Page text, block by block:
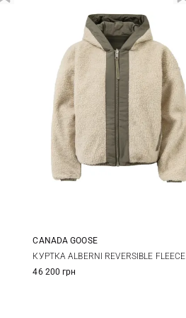
XS S M
CANADA GOOSE
КУРТКА ALBERNI REVERSIBLE FLEECE
46 200 грн